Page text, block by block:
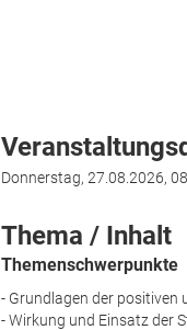
Donnerstag, 27.08.2026,
Thema / Inhalt
Themenschwerpunkte
- Grundlagen der positiven
- Wirkung und Einsatz der